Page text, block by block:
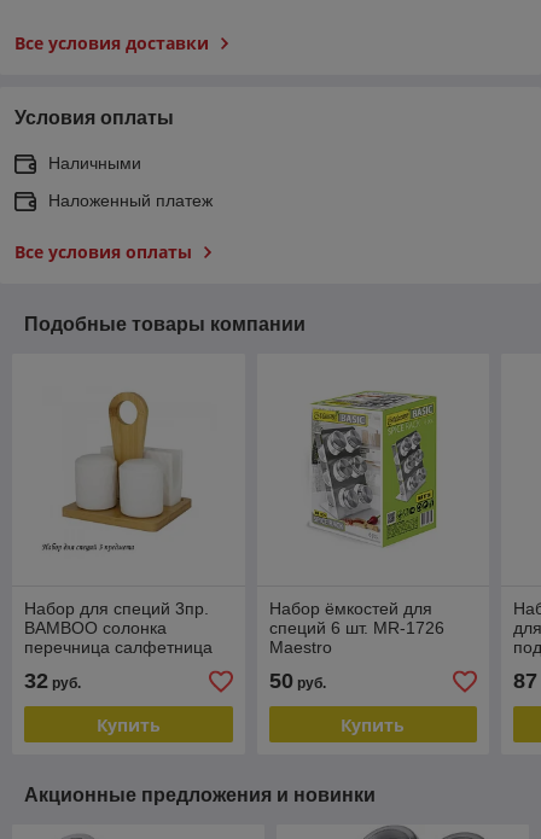
Все условия доставки
Условия оплаты
Наличными
Наложенный платеж
Все условия оплаты
Подобные товары компании
Набор для специй 3пр.
BAMBOO солонка
перечница салфетница
32 руб.
Купить
Набор ёмкостей для
специй 6 шт. MR-1726
Maestro
50руб.
Купить
87
Акционные предложения и новинки